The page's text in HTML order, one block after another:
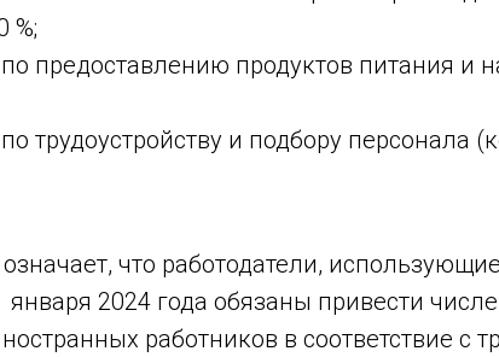
%;
предоставлению продуктов питания и
трудоустройству и подбору персонала
что работодатели,
января 2024 года обязаны привести
работников в соответствие с